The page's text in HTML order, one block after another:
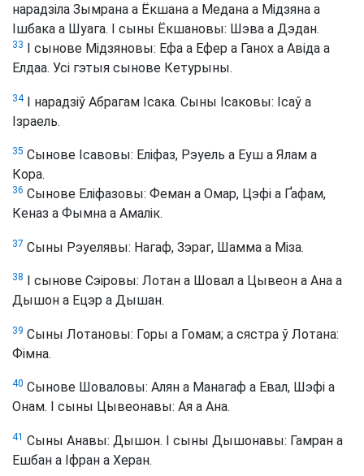
нарадзіла Зымрана а Ёкшана а Медана а Мідзяна а
Ішбака а Шуага. І сыны Ёкшановы: Шэва а Дэдан.
33 І сынове Мідзяновы: Ефа а Ефер а Ганох а Авіда а
Елдаа. Усі гэтыя сынове Кетурыны.
34І нарадзіў Абрагам Ісака. Сыны Ісаковы: Ісаў а
Ізраель.
35 Сынове Ісавовы: Еліфаз, Рэуель а Еуш а Ялам а
Кора.
36 Сынове Еліфазовы: Феман а Омар, Цэфі а Ґафам,
Кеназ а Фымна а Амалік.
37 Сыны Рэуелявы: Нагаф, Зэраг, Шамма а Міза.
38
І сынове Сэіровы: Лотан а Шовал а Цывеон а Ана а
Дышон а Ецэр а Дышан.
39 Сыны Лотановы: Горы а Гомам; а сястра ў Лотана:
Фімна.
40 Сынове Шоваловы: Алян а Манагаф а Евал, Шэфі а
Онам. І сыны Цывеонавы: Ая а Ана.
41 Сыны Анавы: Дышон. І сыны Дышонавы: Гамран а
Ешбан а Іфран а Херан.